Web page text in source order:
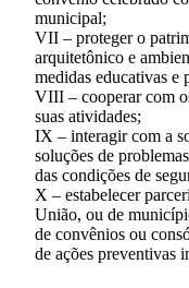
municipal;
VII – proteger o
arquitetônico e
medidas educativas e
VIII – cooperar com
suas atividades;
IX – interagir com a
soluções de
das condições de
X – estabelecer
União, ou de
de convênios ou
de ações preventivas